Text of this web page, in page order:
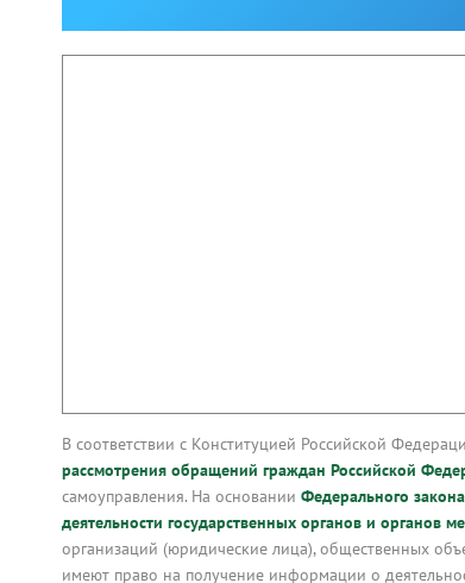
В соответствии с Конституцией Российской
рассмотрения обращений граждан Российской
самоуправления. На основании Федерального
деятельности государственных органов и органов
организаций (юридические лица), общественных
имеют право на получение информации о